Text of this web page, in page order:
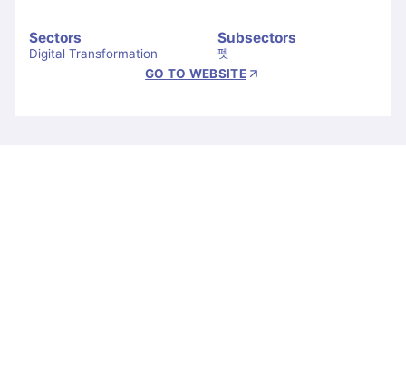
Sectors
Digital Transformation
Subsectors
펫
GO TO WEBSITE